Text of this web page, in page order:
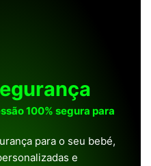
100% segura para
para o seu bebé,
e